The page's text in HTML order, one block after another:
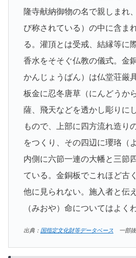
隆寺献納御物の名で親しまれ
び称されている）の中に含ま
る。灌頂とは受戒、結縁等に
香水をそそぐ仏教の儀式。金
かんじょうばん）は仏堂荘厳
板金に忍冬唐草（にんどうか
薩、飛天などを透かし彫りに
もので、上部に四方流れ造り
をつくり、その四辺に瓔珞（
内側に六節一連の大幡と三節
ている。金銅板でこれほど古
他に見られない。施入者と伝
（みおや）命についてはよく
出典： 国指定文化財等データベース 一部